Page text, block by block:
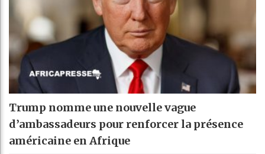
Trump nomme une nouvelle vague
d’ambassadeurs pour renforcer la présence
américaine en Afrique